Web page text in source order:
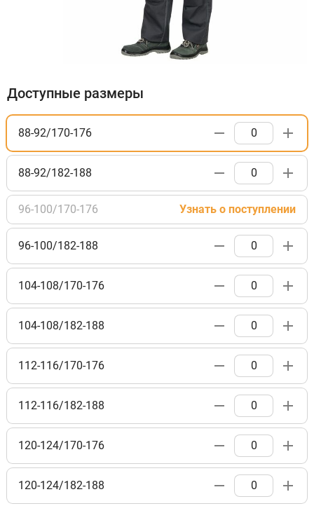
Доступные размеры
88-92/170-176
88-92/182-188
96-100/170-176 Узнать о поступлении
96-100/182-188
104-108/170-176
104-108/182-188
112-116/170-176
112-116/182-188
120-124/170-176
120-124/182-188